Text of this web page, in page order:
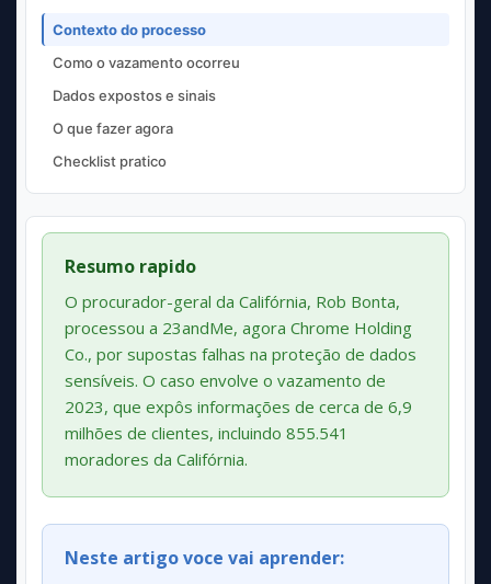
Contexto do processo
Como o vazamento ocorreu
Dados expostos e sinais
O que fazer agora
Checklist pratico
Resumo rapido
O procurador-geral da Califórnia, Rob Bonta,
processou a 23andMe, agora Chrome Holding
Co., por supostas falhas na proteção de dados
sensíveis. O caso envolve o vazamento de
2023, que expôs informações de cerca de 6,9
milhões de clientes, incluindo 855.541
moradores da Califórnia.
Neste artigo voce vai aprender: